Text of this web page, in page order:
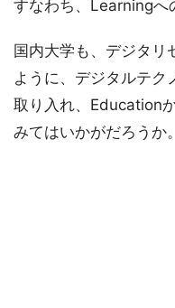
すなわち、Learningへ
国内大学も、デジタリ
ように、デジタルテク
取り入れ、Education
みてはいかがだろうか。